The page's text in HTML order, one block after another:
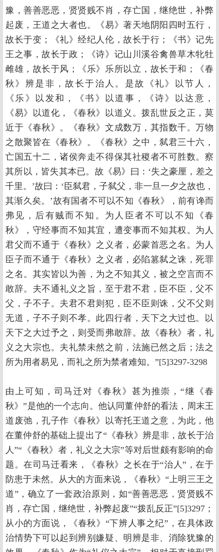
豫，善善恶恶，贤贤贱不肖，存亡国，继绝世，补弊
起废，王道之大者也。《易》著天地阴阳四时五行，
故长于变；《礼》经纪人伦，故长于行；《书》记先
王之事，故长于政；《诗》记山川溪谷禽兽草木牝牡
雌雄，故长于风；《乐》乐所以立，故长于和；《春
秋》辨是非，故长于治人。是故《礼》以节人，
《乐》以发和，《书》以道事，《诗》以达意，
《易》以道化，《春秋》以道义。拨乱世反之正，莫
近于《春秋》。《春秋》文成数万，其指数千。万物
之散聚皆在《春秋》。《春秋》之中，弑君三十六，
亡国五十二，诸侯奔走不得保其社稷者不可胜数。察
其所以，皆失其本已。故《易》曰：‘失之豪厘，差之
千里。’故曰：‘臣弑君，子弑父，非一旦一夕之故也，
其渐久矣。’故有国者不可以不知《春秋》，前有谗而
弗见，后有贼而不知。为人臣者不可以不知《春
秋》，守经事而不知其宜，遭变事而不知其权。为人
君父而不通于《春秋》之义者，必蒙首恶之名。为人
臣子而不通于《春秋》之义者，必陷篡弑之诛，死罪
之名。其实皆以为善，为之不知其义，被之空言而不
敢辞。夫不通礼义之旨，至于君不君，臣不臣，父不
父，子不子。夫君不君则犯，臣不臣则诛，父不父则
无道，子不子则不孝。此四行者，天下之大过也。以
天下之大过予之，则受而弗敢辞。故《春秋》者，礼
义之大宗也。夫礼禁未然之前，法施已然之后；法之
所为用者易见，而礼之所为禁者难知。”[5]3297-3298
由上可知，司马迁对《春秋》甚为推崇，“继《春
秋》”是他的一个志向。他认同董仲舒的看法，周末王
道废弛，孔子作《春秋》以寄托王道之意，为此，他
在董仲舒的基础上提出了“《春秋》辨是非，故长于治
人”“《春秋》者，礼义之大宗”等对后世颇有影响的命
题。在司马迁看来，《春秋》之长在于“治人”，在于
防患于未然。从大的方面来说，《春秋》“上明三王之
道”，确立了一套政治原则，如“善善恶恶，贤贤贱不
肖，存亡国，继绝世，补弊起废”“拨乱反正”[5]3297；
从小的方面说，《春秋》“下辨人事之纪”，在具体政
治情势下可以起到辨别嫌疑、明辨是非、消除犹豫的